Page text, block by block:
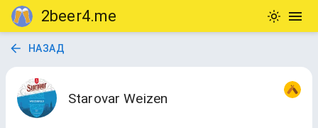
2beer4.me
НАЗАД
Starovar Weizen